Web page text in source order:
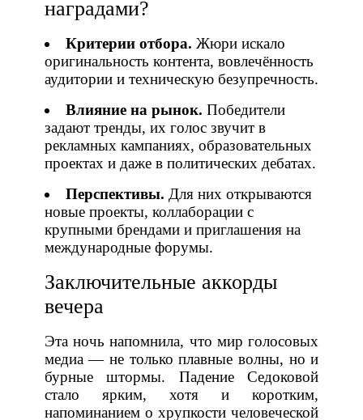
наградами?
Критерии отбора. Жюри искало
оригинальность контента, вовлечённость
аудитории и техническую безупречность.
Влияние на рынок. Победители
задают тренды, их голос звучит в
рекламных кампаниях, образовательных
проектах и даже в политических дебатах.
Перспективы. Для них открываются
новые проекты, коллаборации с
крупными брендами и приглашения на
международные форумы.
Заключительные аккорды
вечера
Эта ночь напомнила, что мир голосовых
медиа — не только плавные волны, но и
бурные штормы. Падение Седоковой
стало ярким, хотя и коротким,
напоминанием о хрупкости человеческой